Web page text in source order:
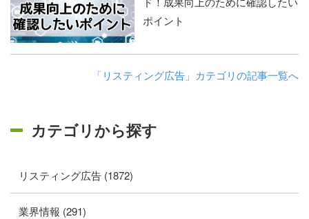
ポイント
「リスティング広告」カテゴリの記事一覧へ
カテゴリから探す
リスティング広告 (1872)
業界情報 (291)